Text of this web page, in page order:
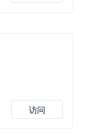
访问